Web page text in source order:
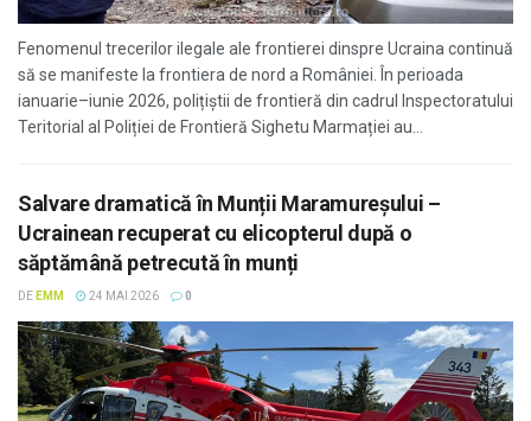
Fenomenul trecerilor ilegale ale frontierei dinspre Ucraina continuă
să se manifeste la frontiera de nord a României. În perioada
ianuarie–iunie 2026, polițiștii de frontieră din cadrul Inspectoratului
Teritorial al Poliției de Frontieră Sighetu Marmației au...
Salvare dramatică în Munții Maramureșului –
Ucrainean recuperat cu elicopterul după o
săptămână petrecută în munți
DE EMM 24 MAI 2026 0